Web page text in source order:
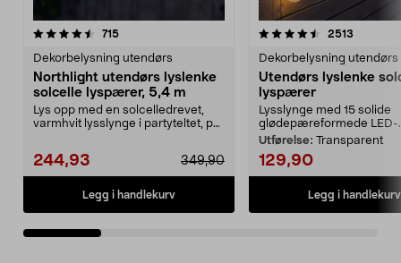
715anmeldelser
Dekorbelysning utendørs
Northlight utendørs lyslenke
solcelle lyspærer, 5,4 m
Lys opp med en solcelledrevet,
varmhvit lysslynge i partyteltet, på
244,93 349,90
Legg i handlekurv
4.5 av 5 stjerner 2513
Dekorbelysning utendørs
Utendørs lyslenke
lyspærer
Lysslynge med 15 solide
glødepæreformede LED-
Utførelse: Transparent
129,90
Legg i handlekurv
4.5 av 5 stjerner